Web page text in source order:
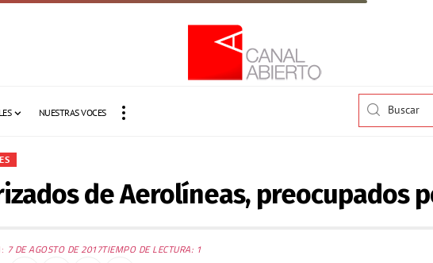
NUESTRAS VOCES
de Aerolíneas, preocupados
7 DE AGOSTO DE 2017TIEMPO DE LECTURA: 1